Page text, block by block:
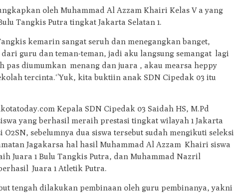
oleh Muhammad Al Azzam Khairi Kelas V a yang
Tangkis Putra tingkat Jakarta Selatan 1.
kemarin sangat seruh dan menegangkan banget,
guru dan teman-teman, jadi aku langsung semangat lagi
pas diumumkan menang dan juara , akau mearsa heppy
tercinta.‘’Yuk, kita buktiin anak SDN Cipedak 03 itu
Kepala SDN Cipedak 03 Saidah HS, M.Pd
yang berhasil meraih prestasi tingkat wilayah 1 Jakarta
O2SN, sebelumnya dua siswa tersebut sudah mengikuti seleksi
Jagakarsa hal hasil Muhammad Al Azzam Khairi siswa
Juara 1 Bulu Tangkis Putra, dan Muhammad Nazril
Juara 1 Atletik Putra.
tengah dilakukan pembinaan oleh guru pembinanya, yakni